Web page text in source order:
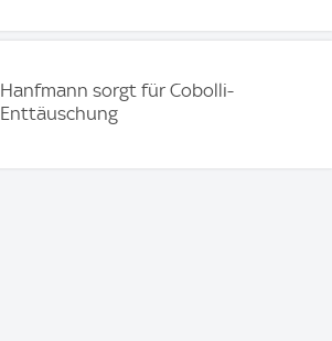
Hanfmann sorgt für Cobolli-
Enttäuschung